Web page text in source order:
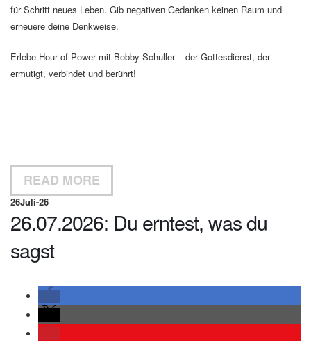
für Schritt neues Leben. Gib negativen Gedanken keinen Raum und
erneuere deine Denkweise.
Erlebe Hour of Power mit Bobby Schuller – der Gottesdienst, der
ermutigt, verbindet und berührt!
READ MORE
26Juli-26
26.07.2026: Du erntest, was du
sagst